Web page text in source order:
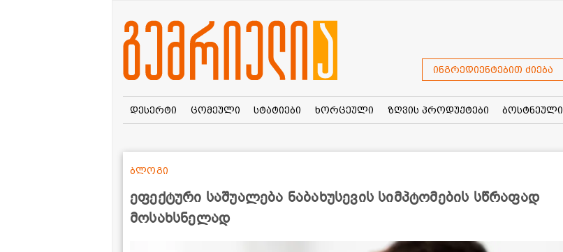
ინგრედიენტებით ძიება
დესერტი ცომეული სტატიები ხორცეული ზღვის პროდუქტები ბოსტნეული
ეფექტური საშუალება ნაბახუსევის სიმპტომების სწრაფად
მოსახსნელად
ბლოგი